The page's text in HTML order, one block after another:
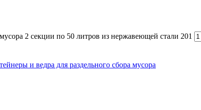
2 секции по 50 литров из нержавеющей стали 201
и ведра для раздельного сбора мусора